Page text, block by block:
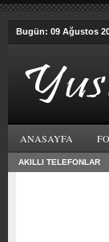
Bugün: 09 Ağustos
ANASAYFA
AKILLI TELEFONLAR